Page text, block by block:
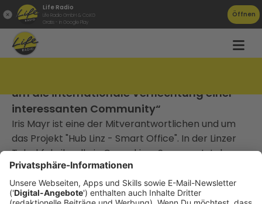
Life Radio
Life Radio GmbH & Co.KG
Gratis - in Google Play
Öffnen
um die internationale Verflechtung einer
interessanten Community“
Iris Mayr ist eine der Mitverantwortlichen und um
das Projekt "Hub Linz - Smart Office". In der Linzer
Tabakfabrik soll ein Coworking-Space entstehen,
der mehr sein möchte als die Möglichkeit
Arbeitsplätze zu mieten.